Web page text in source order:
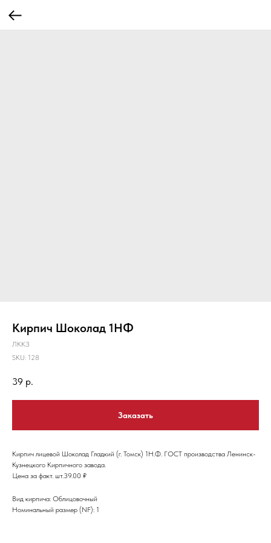
Кирпич Шоколад 1НФ
ЛККЗ
SKU: 128
39 р.
Заказать
Кирпич лицевой Шоколад Гладкий (г. Томск) 1Н.Ф. ГОСТ производства Ленинск-
Кузнецкого Кирпичного завода.
Цена за факт. шт.39.00 ₽
Вид кирпича: Облицовочный
Номинальный размер (NF): 1